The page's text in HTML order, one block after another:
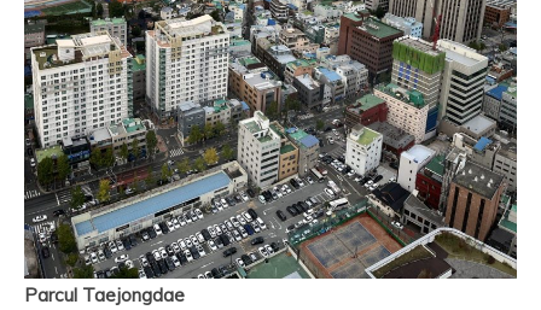
Parcul Taejongdae